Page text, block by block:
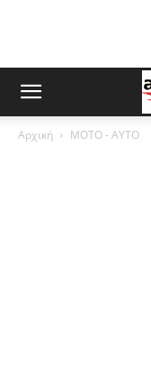
Αρχική ΜOTO - AYTO